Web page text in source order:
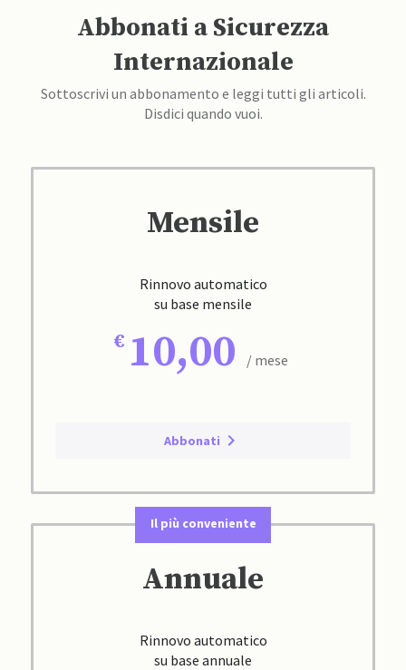
Abbonati a Sicurezza
Internazionale
Sottoscrivi un abbonamento e leggi tutti gli articoli.
Disdici quando vuoi.
Mensile
Rinnovo automatico
su base mensile
10,00 / mese
Abbonati
Il più conveniente
Annuale
Rinnovo automatico
su base annuale